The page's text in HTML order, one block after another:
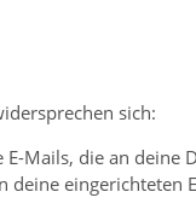
sich:
Mails, die an deine
deine eingerichteten